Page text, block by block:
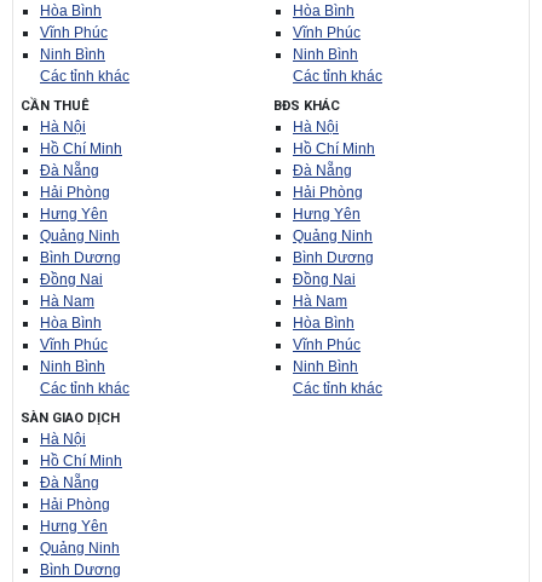
Hòa Bình
Vĩnh Phúc
Ninh Bình
Các tỉnh khác
Hòa Bình
Vĩnh Phúc
Ninh Bình
Các tỉnh khác
CẦN THUÊ
Hà Nội
Hồ Chí Minh
Đà Nẵng
Hải Phòng
Hưng Yên
Quảng Ninh
Bình Dương
Đồng Nai
Hà Nam
Hòa Bình
Vĩnh Phúc
Ninh Bình
Các tỉnh khác
BĐS KHÁC
Hà Nội
Hồ Chí Minh
Đà Nẵng
Hải Phòng
Hưng Yên
Quảng Ninh
Bình Dương
Đồng Nai
Hà Nam
Hòa Bình
Vĩnh Phúc
Ninh Bình
Các tỉnh khác
SÀN GIAO DỊCH
Hà Nội
Hồ Chí Minh
Đà Nẵng
Hải Phòng
Hưng Yên
Quảng Ninh
Bình Dương